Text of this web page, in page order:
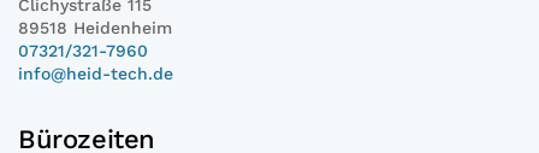
Clichystraße 115
89518 Heidenheim
07321/321-7960
info@heid-tech.de
Bürozeiten